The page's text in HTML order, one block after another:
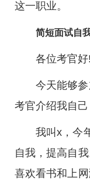
这一职业。
简短面试自
各位考官好!
今天能够
考官介绍我自己
我叫x，今
自我，提高自
喜欢看书和上